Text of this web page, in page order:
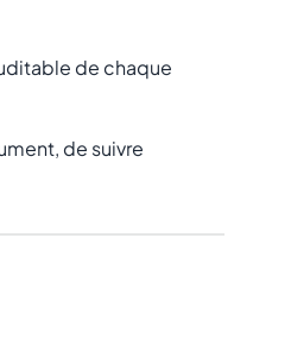
de chaque
de suivre